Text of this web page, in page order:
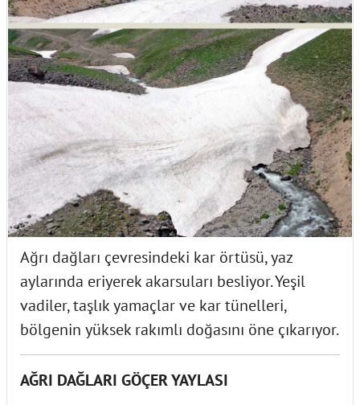
Ağrı dağları çevresindeki kar örtüsü, yaz
aylarında eriyerek akarsuları besliyor. Yeşil
vadiler, taşlık yamaçlar ve kar tünelleri,
bölgenin yüksek rakımlı doğasını öne çıkarıyor.
AĞRI DAĞLARI GÖÇER YAYLASI